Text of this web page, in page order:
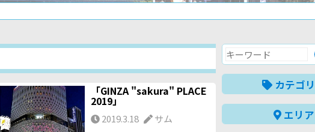
「GINZA "sakura" PLACE
2019」
2019.3.18 サム
カテゴ
エリア